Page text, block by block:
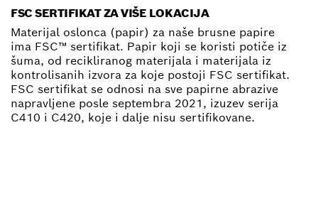
FSC SERTIFIKAT ZA VIŠE LOKACIJA
Materijal oslonca (papir) za naše brusne papire
ima FSC™ sertifikat. Papir koji se koristi potiče iz
šuma, od recikliranog materijala i materijala iz
kontrolisanih izvora za koje postoji FSC sertifikat.
FSC sertifikat se odnosi na sve papirne abrazive
napravljene posle septembra 2021, izuzev serija
C410 i C420, koje i dalje nisu sertifikovane.